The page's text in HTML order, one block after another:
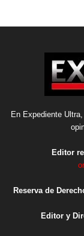
En Expediente
Editor
Reserva de
Editor y